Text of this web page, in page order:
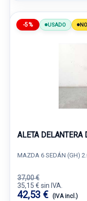
-5% USADO
ALETA DELANTERA
MAZDA 6 SEDÁN (GH)
37,00 €
35,15 € sin IVA.
42,53 € (IVA incl.)